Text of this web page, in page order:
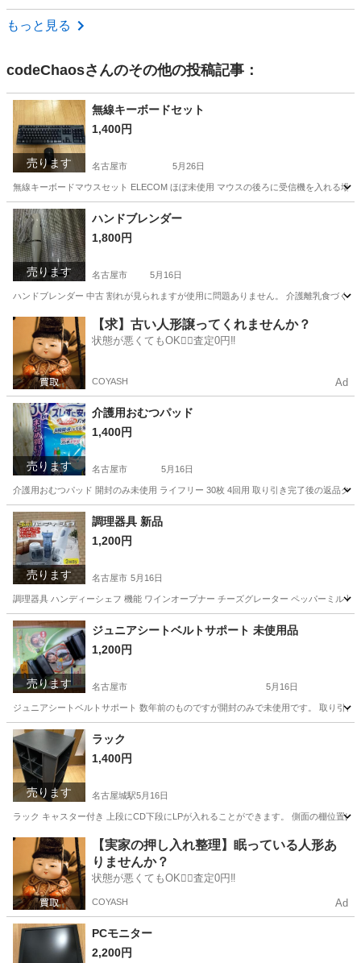
愛知 名古屋市
もっと見る
codeChaosさんのその他の投稿記事：
売ります
無線キーボードセット
1,400円
名古屋市 5月26日
無線キーボードマウスセット ELECOM ほぼ未使用 マウスの後ろに受信機を入れる場
愛知 名古屋市 パソコン 無線
売ります
ハンドブレンダー
1,800円
名古屋市 5月16日
ハンドブレンダー 中古 割れが見られますが使用に問題ありません。 介護離乳食づく
愛知 名古屋市 家電 ブレンダー
【求】古い人形譲ってくれませんか？
状態が悪くてもOK🙆‍♀️査定0円‼️
COYASH Ad
売ります
介護用おむつパッド
1,400円
名古屋市 5月16日
介護用おむつパッド 開封のみ未使用 ライフリー 30枚 4回用 取り引き完了後の返品ク
愛知 名古屋市 その他 おむつ
売ります
調理器具 新品
1,200円
名古屋市 5月16日
調理器具 ハンディーシェフ 機能 ワインオープナー チーズグレーター ペッパーミル
愛知 名古屋市 ペッパーミル
売ります
ジュニアシートベルトサポート 未使用品
1,200円
名古屋市 5月16日
ジュニアシートベルトサポート 数年前のものですが開封のみで未使用です。 取り引
愛知 名古屋市 子供用品
売ります
ラック
1,400円
名古屋城駅5月16日
ラック キャスター付き 上段にCD下段にLPが入れることができます。 側面の棚位置
愛知 名古屋市 名古屋城駅 家具 ラック
【実家の押し入れ整理】眠っている人形あ
りませんか？
状態が悪くてもOK🙆‍♀️査定0円‼️
COYASH Ad
PCモニター
2,200円